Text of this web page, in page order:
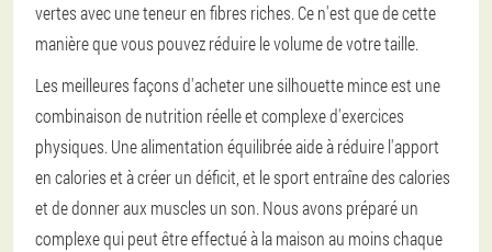
vertes avec une teneur en fibres riches. Ce n'est que de cette
manière que vous pouvez réduire le volume de votre taille.
Les meilleures façons d'acheter une silhouette mince est une
combinaison de nutrition réelle et complexe d'exercices
physiques. Une alimentation équilibrée aide à réduire l'apport
en calories et à créer un déficit, et le sport entraîne des calories
et de donner aux muscles un son. Nous avons préparé un
complexe qui peut être effectué à la maison au moins chaque